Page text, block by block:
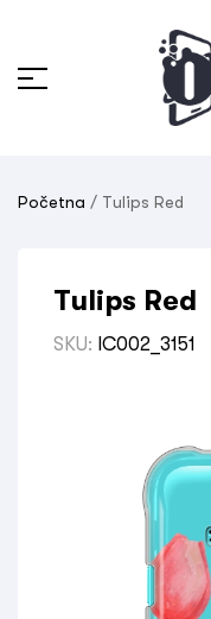
Početna / Tulips Red
Tulips Red
SKU: IC002_3151